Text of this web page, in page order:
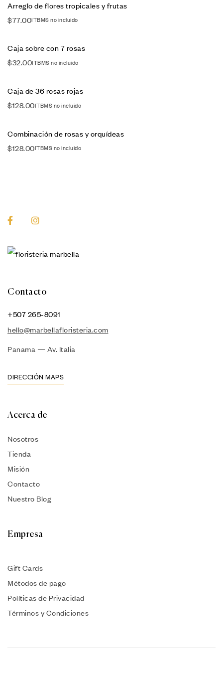
Arreglo de flores tropicales y frutas
$77.00ITBMS no incluido
Caja sobre con 7 rosas
$32.00ITBMS no incluido
Caja de 36 rosas rojas
$128.00ITBMS no incluido
Combinación de rosas y orquídeas
$128.00ITBMS no incluido
Contacto
+507 265-8091
hello@marbellafloristeria.com
Panama — Av. Italia
DIRECCIÓN MAPS
Acerca de
Nosotros
Tienda
Misión
Contacto
Nuestro Blog
Empresa
Gift Cards
Métodos de pago
Políticas de Privacidad
Términos y Condiciones